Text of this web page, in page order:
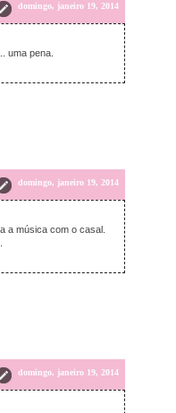
domingo, janeiro 19, 2014
uma pena.
domingo, janeiro 19, 2014
a música com o casal.
domingo, janeiro 19, 2014